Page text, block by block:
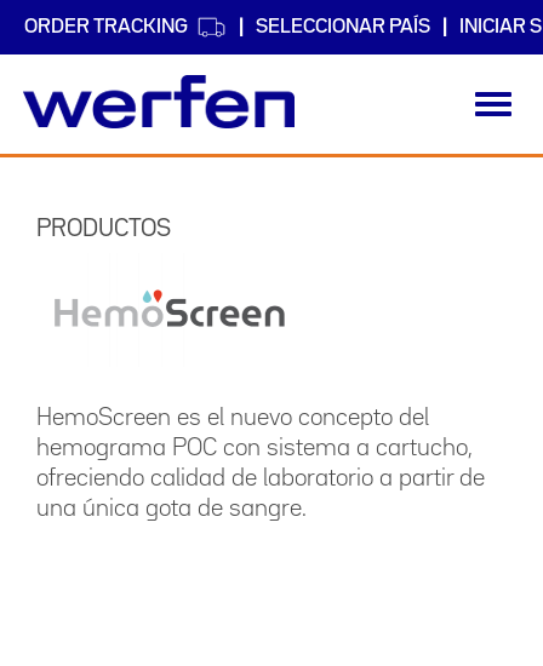
ORDER TRACKING SELECCIONAR PAÍS INICIAR
contenido
PRODUCTOS
HemoScreen es el nuevo concepto del
hemograma POC con sistema a cartucho,
ofreciendo calidad de laboratorio a partir de
una única gota de sangre.